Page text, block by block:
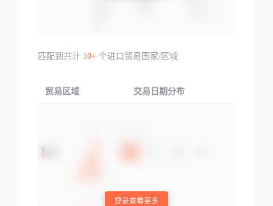
匹配到共计 10+个进口贸易国家/区域
贸易区域 交易日期分布
登录查看更多